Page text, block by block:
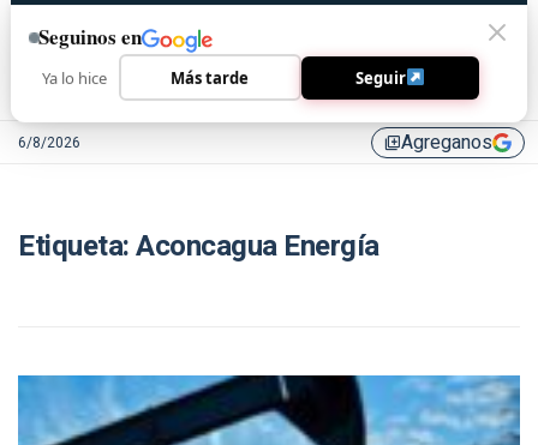
6/8/2026 library_addAgreganos
Etiqueta:Aconcagua Energía
Seguinos en
Ya lo hice Más tarde Seguir